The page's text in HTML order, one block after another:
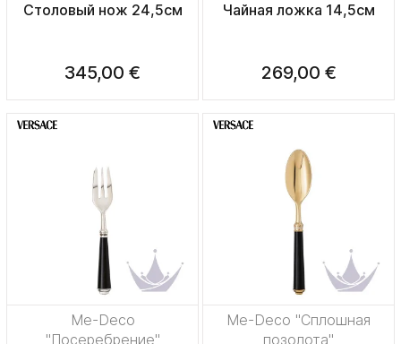
Столовый нож 24,5см
345,00 €
Чайная ложка 14,5см
269,00 €
Me-Deco
"Посеребрение"
Me-Deco "Сплошная
позолота"